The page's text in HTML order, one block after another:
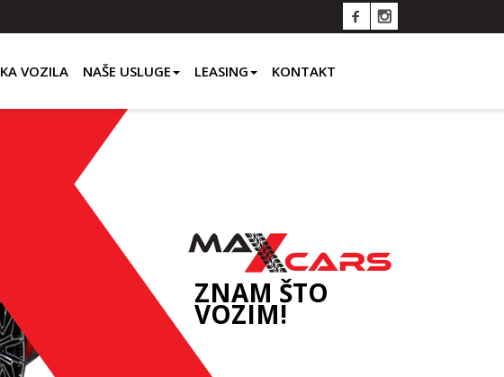
VOZILA NAŠE USLUGE LEASING KONTAKT
ZNAM ŠTO
VOZIM!